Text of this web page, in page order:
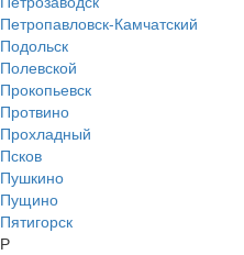
Петропавловск-Камчатский
Подольск
Полевской
Прокопьевск
Протвино
Прохладный
Псков
Пушкино
Пущино
Пятигорск
Р